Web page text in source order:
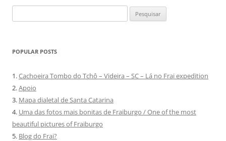
por:
POPULAR POSTS
1.Cachoeira Tombo do Tchô – Videira – SC – Lá no Frai expedition
2.Apoio
3. Mapa dialetal de Santa Catarina
4. Uma das fotos mais bonitas de Fraiburgo / One of the most
beautiful pictures of Fraiburgo
5. Blog do Frai?